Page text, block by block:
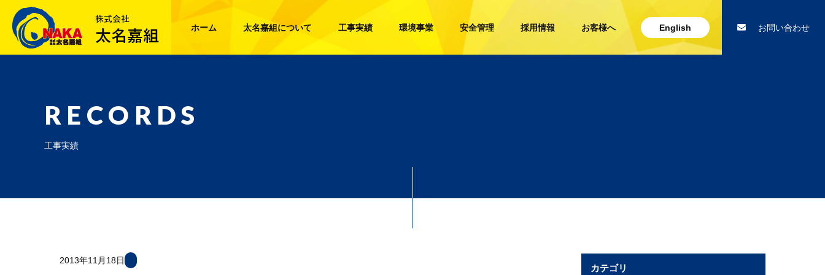
ホーム 太名嘉組について 工事実績 環境事業 安全管理 採用情報 お客様へ English お問い合わせ
RECORDS
工事実績
2013年11月18日
カテゴリ